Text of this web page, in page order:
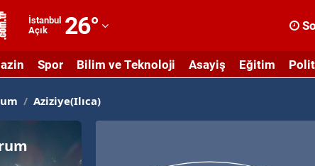
İstanbul
Açık
26°
Adıyaman
Afyonkarahisar
Amasya
Spor Bilim ve Teknoloji Asayiş Eğitim
/ Aziziye(Ilıca)